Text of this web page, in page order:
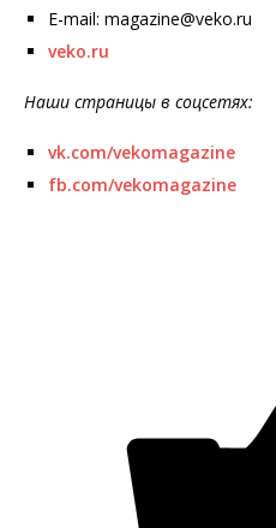
E-mail: magazine@veko.ru
veko.ru
Наши страницы в соцсетях:
vk.com/vekomagazine
fb.com/vekomagazine